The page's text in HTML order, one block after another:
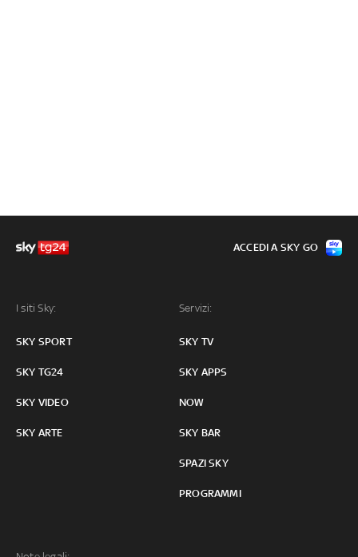
I siti Sky:
SKY SPORT
SKY TG24
SKY VIDEO
SKY ARTE
Servizi:
SKY TV
SKY APPS
NOW
SKY BAR
SPAZI SKY
PROGRAMMI
ACCEDI A SKY GO